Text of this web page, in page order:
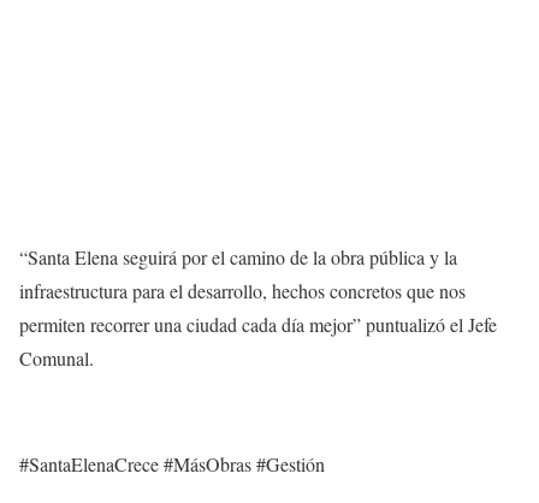
“Santa Elena seguirá por el camino de la obra pública y la
infraestructura para el desarrollo, hechos concretos que nos
permiten recorrer una ciudad cada día mejor” puntualizó el Jefe
Comunal.
#SantaElenaCrece #MásObras #Gestión